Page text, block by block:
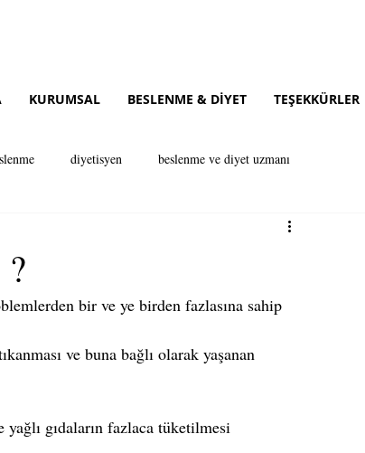
KURUMSAL BESLENME & DİYET TEŞEKKÜRLER
diyetisyen beslenme ve diyet uzmanı
bir ve ye birden fazlasına sahip
ve buna bağlı olarak yaşanan
gıdaların fazlaca tüketilmesi